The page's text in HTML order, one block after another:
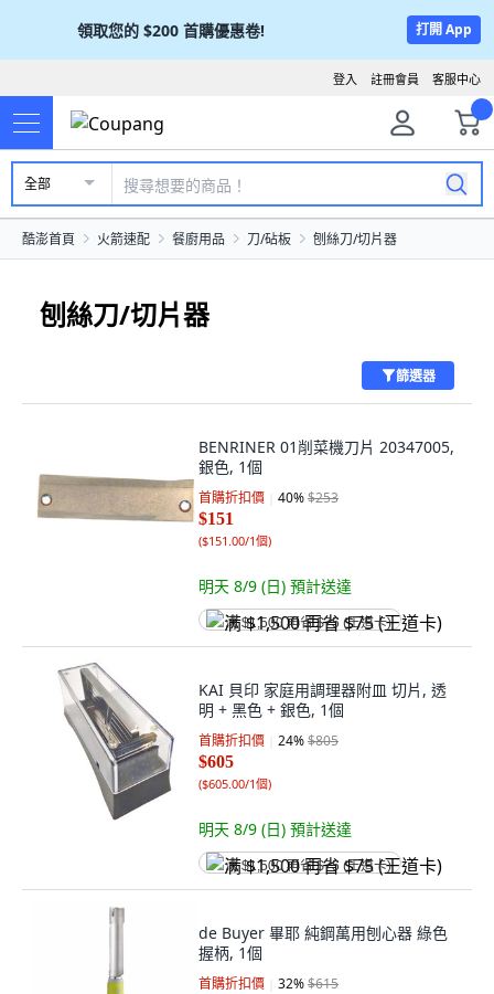
領取您的 $200 首購優惠卷! 打開 App
客服中心
註冊會員
登入
全部
酷澎首頁 火箭速配 餐廚用品 刀/砧板 刨絲刀/切片器
刨絲刀/切片器
篩選器
BENRINER 01削菜機刀片 20347005,
銀色, 1個
首購折扣價 40%$253
$151
($151.00/1個)
明天 8/9 (日) 預計送達
满 $1,500 再省 $75 (王道卡)
KAI 貝印 家庭用調理器附皿 切片, 透
明 + 黑色 + 銀色, 1個
首購折扣價 24%$805
$605
($605.00/1個)
明天 8/9 (日) 預計送達
满 $1,500 再省 $75 (王道卡)
de Buyer 畢耶 純鋼萬用刨心器 綠色
握柄, 1個
首購折扣價 32%$615